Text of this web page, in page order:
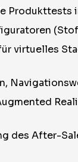
Produkttests
virtuelles
des After-